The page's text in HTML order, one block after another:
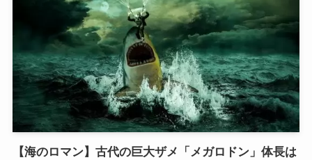
【海のロマン】古代の巨大ザメ「メガロドン」体長は